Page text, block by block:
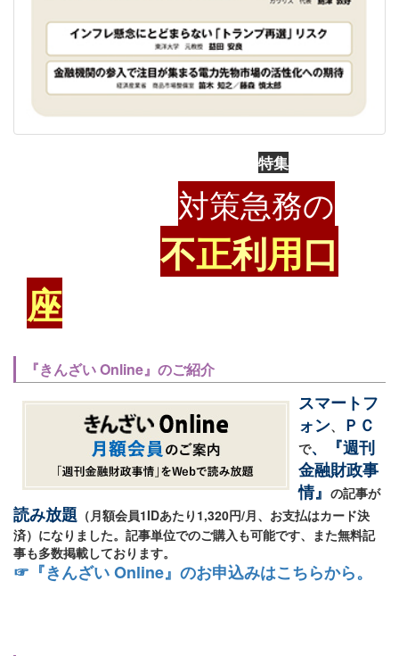
特集
対策急務の
不正利用口
座
『きんざい Online』のご紹介
スマートフ
ォン、 ＰＣ
で、『週刊
金融財政事
情』 の記事が
読み放題 （月額会員1IDあたり1,320円/月、お支払はカード決
済）になりました。記事単位でのご購入も可能です、また無料記
事も多数掲載しております。
☞『きんざい Online』のお申込みはこちらから。